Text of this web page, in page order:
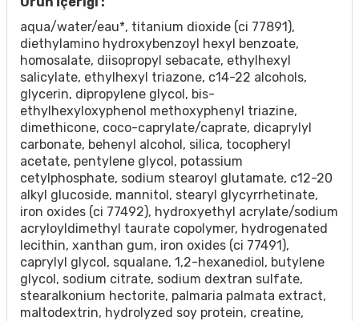
aqua/water/eau*, titanium dioxide (ci 77891),
diethylamino hydroxybenzoyl hexyl benzoate,
homosalate, diisopropyl sebacate, ethylhexyl
salicylate, ethylhexyl triazone, c14-22 alcohols,
glycerin, dipropylene glycol, bis-
ethylhexyloxyphenol methoxyphenyl triazine,
dimethicone, coco-caprylate/caprate, dicaprylyl
carbonate, behenyl alcohol, silica, tocopheryl
acetate, pentylene glycol, potassium
cetylphosphate, sodium stearoyl glutamate, c12-20
alkyl glucoside, mannitol, stearyl glycyrrhetinate,
iron oxides (ci 77492), hydroxyethyl acrylate/sodium
acryloyldimethyl taurate copolymer, hydrogenated
lecithin, xanthan gum, iron oxides (ci 77491),
caprylyl glycol, squalane, 1,2-hexanediol, butylene
glycol, sodium citrate, sodium dextran sulfate,
stearalkonium hectorite, palmaria palmata extract,
maltodextrin, hydrolyzed soy protein, creatine,